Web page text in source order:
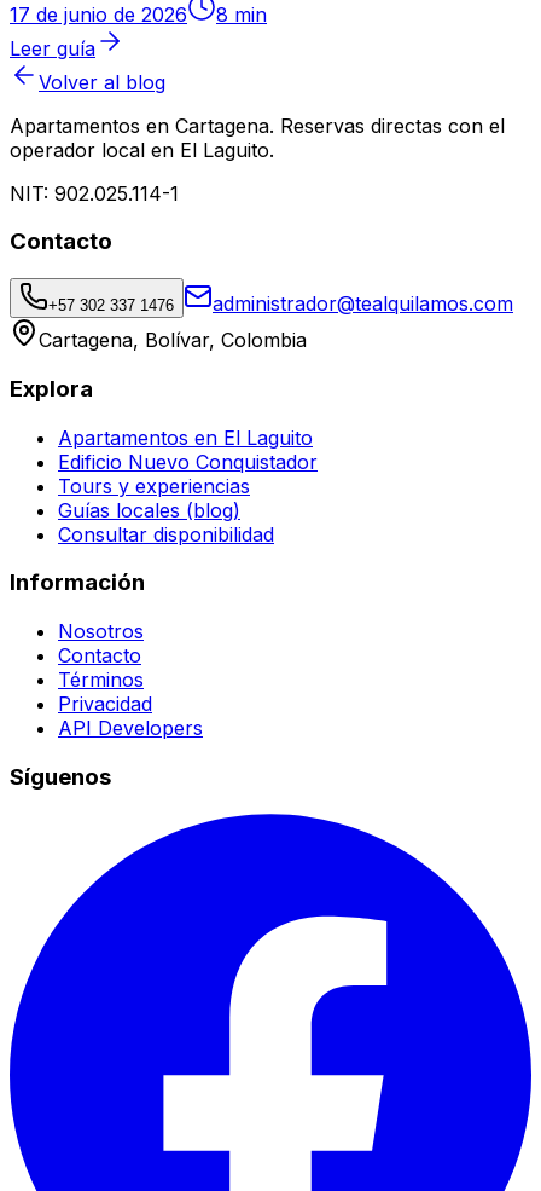
17 de junio de 2026 8 min
Leer guía
Volver al blog
Apartamentos en Cartagena. Reservas directas con el
operador local en El Laguito.
NIT: 902.025.114-1
Contacto
+57 302 337 1476
administrador@tealquilamos.com
Cartagena, Bolívar, Colombia
Explora
Apartamentos en El Laguito
Edificio Nuevo Conquistador
Tours y experiencias
Guías locales (blog)
Consultar disponibilidad
Información
Nosotros
Contacto
Términos
Privacidad
API Developers
Síguenos